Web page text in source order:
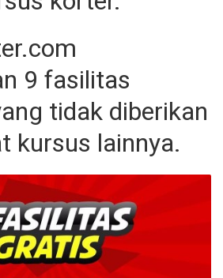
9 fasilitas
tidak diberikan
kursus lainnya.